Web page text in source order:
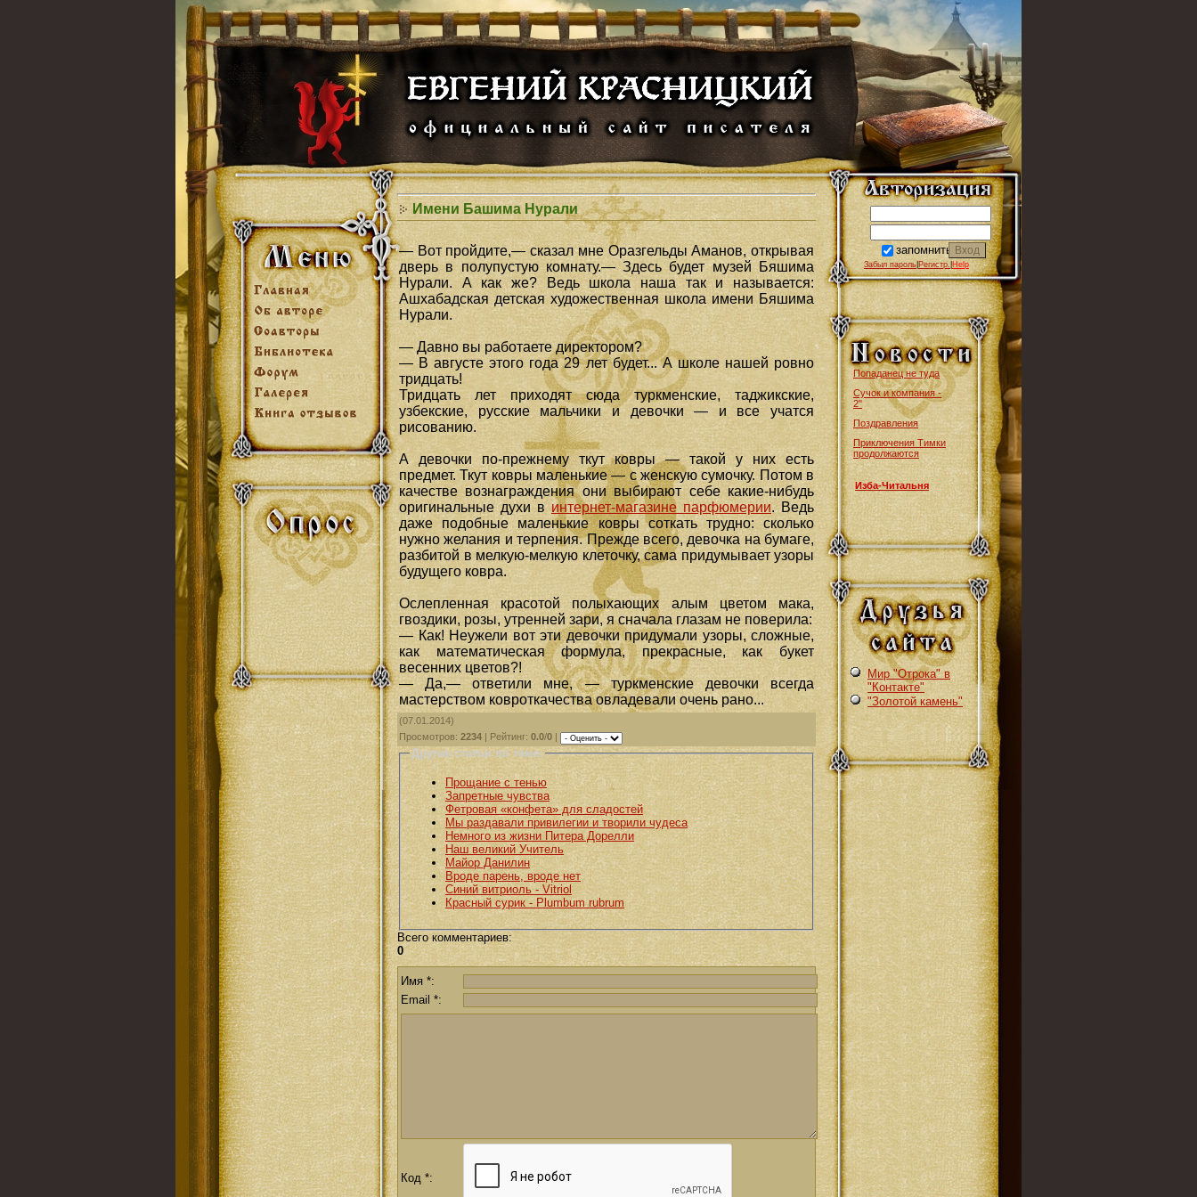
Имени Башима Нурали
— Вот пройдите,— сказал мне Оразгельды Аманов, открывая
дверь в полупустую комнату.— Здесь будет музей Бяшима
Нурали. А как же? Ведь школа наша так и называется:
Ашхабадская детская художественная школа имени Бяшима
Нурали.
— Давно вы работаете директором?
— В августе этого года 29 лет будет... А школе нашей ровно
тридцать!
Тридцать лет приходят сюда туркменские, таджикские,
узбекские, русские мальчики и девочки — и все учатся
рисованию.
А девочки по-прежнему ткут ковры — такой у них есть
предмет. Ткут ковры маленькие — с женскую сумочку. Потом в
качестве вознаграждения они выбирают себе какие-нибудь
оригинальные духи винтернет-магазине парфюмерии. Ведь
даже подобные маленькие ковры соткать трудно: сколько
нужно желания и терпения. Прежде всего, девочка на бумаге,
разбитой в мелкую-мелкую клеточку, сама придумывает узоры
будущего ковра.
Ослепленная красотой полыхающих алым цветом мака,
гвоздики, розы, утренней зари, я сначала глазам не поверила:
— Как! Неужели вот эти девочки придумали узоры, сложные,
как математическая формула, прекрасные, как букет
весенних цветов?!
— Да,— ответили мне, — туркменские девочки всегда
мастерством ковроткачества овладевали очень рано...
(07.01.2014)
Просмотров: 2234 Рейтинг: 0.0/0
Другие статьи по теме:
Прощание с тенью
Запретные чувства
Фетровая «конфета» для сладостей
Мы раздавали привилегии и творили чудеса
Немного из жизни Питера Дорелли
Наш великий Учитель
Майор Данилин
Вроде парень, вроде нет
Синий витриоль - Vitriol
Красный сурик - Plumbum rubrum
Всего комментариев:
0
Имя *:
Email *:
Код *:
запомнить
Забыл пароль Регистр. Help
Попаданец не туда
Сучок и компания -
2"
Поздравления
Приключения Тимки
продолжаются
Изба-Читальня
Мир "Отрока" в
"Контакте"
"Золотой камень"